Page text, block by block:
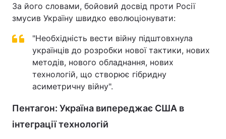
За його словами, бойовий досвід проти Росії
змусив Україну швидко еволюціонувати:
"Необхідність вести війну підштовхнула
українців до розробки нової тактики, нових
методів, нового обладнання, нових
технологій, що створює гібридну
асиметричну війну".
Пентагон: Україна випереджає США в
інтеграції технологій